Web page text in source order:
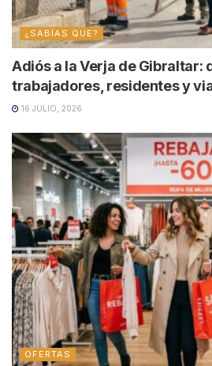
¿SABÍAS QUE?
Adiós a la Verja de Gibraltar:
trabajadores, residentes y
16 JULIO, 2026
OFERTAS